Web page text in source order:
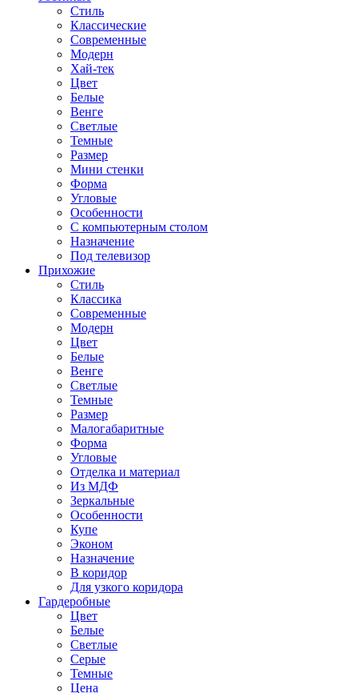
Стиль
Классические
Современные
Модерн
Хай-тек
Цвет
Белые
Венге
Светлые
Темные
Размер
Мини стенки
Форма
Угловые
Особенности
С компьютерным столом
Назначение
Под телевизор
Прихожие
Стиль
Классика
Современные
Модерн
Цвет
Белые
Венге
Светлые
Темные
Размер
Малогабаритные
Форма
Угловые
Отделка и материал
Из МДФ
Зеркальные
Особенности
Купе
Эконом
Назначение
В коридор
Для узкого коридора
Гардеробные
Цвет
Белые
Светлые
Серые
Темные
Цена